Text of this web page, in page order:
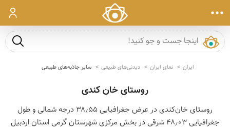
ورود
جست و
ایران نمای ایران دیدنی‌های طبیعی سایر جاذبه‌های طبیعی
روستای خان كندی
روستای خان‌کندی در عرض جغرافیایی ۳۸٫۵۵ درجه شمالی و طول
جغرافیایی ۴۸٫۰۳ شرقی در بخش مرکزی شهرستان گرمی استان اردبیل